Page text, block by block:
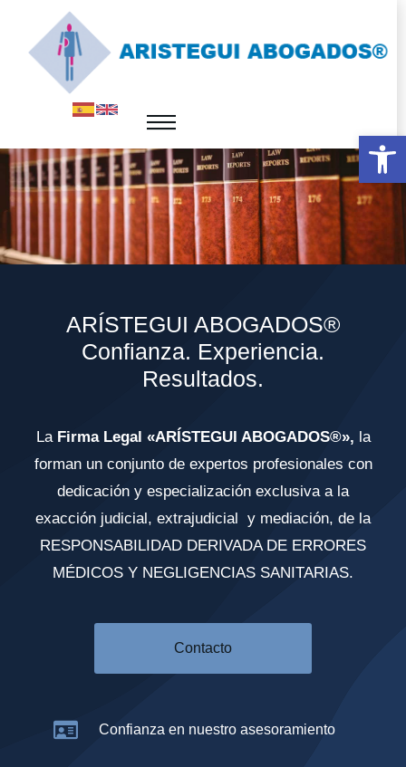
Abrir
ARÍSTEGUI ABOGADOS®
Confianza. Experiencia.
Resultados.
La Firma Legal «ARÍSTEGUI ABOGADOS®», la
forman un conjunto de expertos profesionales con
dedicación y especialización exclusiva a la
exacción judicial, extrajudicial y mediación, de la
RESPONSABILIDAD DERIVADA DE ERRORES
MÉDICOS Y NEGLIGENCIAS SANITARIAS.
Contacto
Confianza en nuestro asesoramiento